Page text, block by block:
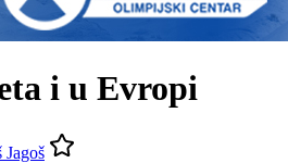
i u Evropi
Jagoš